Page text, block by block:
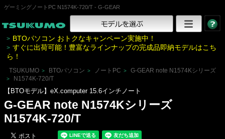
ゲーミングノートPC N1574K-720/T - G-GEAR
> BTOパソコン おトクなキャンペーン実施中！
> すぐに出荷可能！豊富なラインナップの完成品即納モデルはこち
ら！
TSUKUMO > BTOパソコン > ノートPC > G-GEAR note N1574Kシリーズ
> N1574K-720/T
【BTOモデル】eX.computer 15.6インチノート
G-GEAR note N1574Kシリーズ
N1574K-720/T